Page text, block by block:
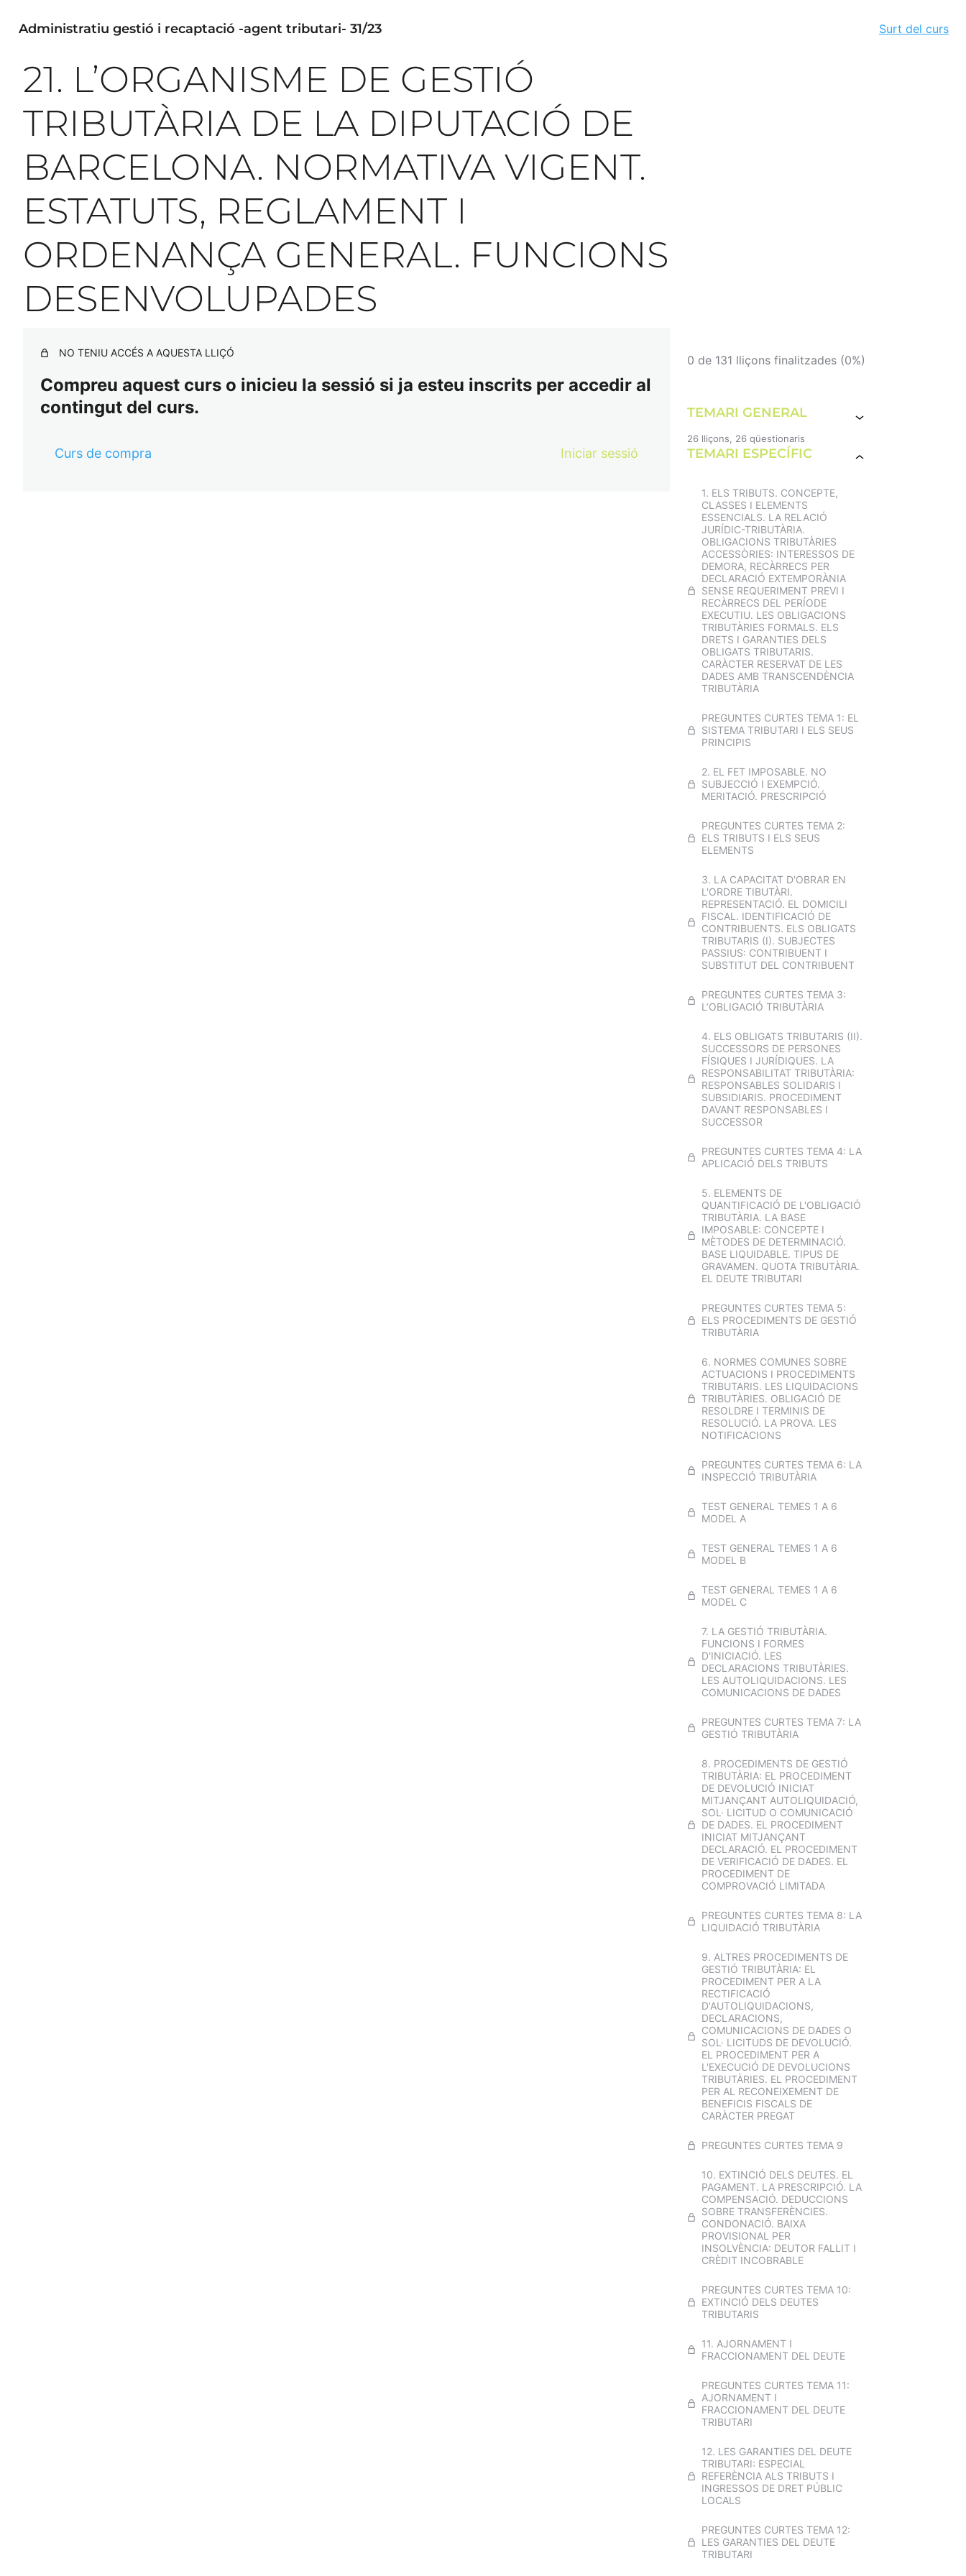
Administratiu gestió i recaptació -agent tributari- 31/23 Surt del curs
21. L’ORGANISME DE GESTIÓ
TRIBUTÀRIA DE LA DIPUTACIÓ DE
BARCELONA. NORMATIVA VIGENT.
ESTATUTS, REGLAMENT I
ORDENANÇA GENERAL. FUNCIONS
DESENVOLUPADES
NO TENIU ACCÉS A AQUESTA LLIÇÓ
Compreu aquest curs o inicieu la sessió si ja esteu inscrits per accedir al
contingut del curs.
Curs de compra Iniciar sessió
0 de 131 lliçons finalitzades (0%)
TEMARI GENERAL
1. La Constitució espanyola de
Constitucional. La reforma
constitucional.
EXAMEN TEMA 1
2. L'Estatut d'Autonomia de
Catalunya. La generalitat de
Catalunya i els seus òrgans de
govern.
EXAMEN TEMA 2
3. El poder
legislatiu, el
poder executiu i
el poder judicial.
EXAMEN TEMA 3
i els seus estatuts
5. La funció pública local. Classes
de personal al servei de
laboral. El personal directiu
professional. L'ingrés a la funció
pública. Adquisició de la condició
de funcionari. Drets i deures del
personal funcionari local. SIstema
retriutiu. Les situacions
administratives
EXAMEN TEMA 5B
6. Els actes administratius.
Elemens. Motivacio i forma.
Eficàcia de l'acte administratiu:
notificació i publicació. Invalidesa
dels actes: nul·litat i anul·labilitat. El
Còmput de terminis. Fases del
procediment. Revisió dels actes
6. VIDEOS I TEST REVISIÓ DELS
ACTES ADMINISTRATIUS
6. VIDEO I TEST DEL
PROCEDIMENT ADMINISTRATIU
ADMINISTRATIUS I LA
NOTIFICACIÓ
EXAMEN TEMA 6B
EXAMEN TEMA 6C
EXAMEN TEMA 6D
7. Les hisendes locals i els seus
pressupostos. Classificació dels
entitats locals: concepte, principis
i estructura. Elaboració i
7. VIDEO I TEST PRESSUPOSTOS
8. La província en el règim local:
organització provincial i
organització municipal i
competències. Organització i
funcionament de la Diputació de
Barcelona. Actuacions i suport per
a la promoció i la incorporació de
la perspectiva de gènere en les
polítiques locals des de la
8. VIDEOS I TEST DEL MUNICIPI:
COMPETÈNCIES
EXAMEN TEMA 8A
EXAMEN TEMA 8B
26 lliçons, 26 qüestionaris
TEMARI ESPECÍFIC
1. ELS TRIBUTS. CONCEPTE,
CLASSES I ELEMENTS
ESSENCIALS. LA RELACIÓ
JURÍDIC-TRIBUTÀRIA.
OBLIGACIONS TRIBUTÀRIES
ACCESSÒRIES: INTERESSOS DE
DEMORA, RECÀRRECS PER
DECLARACIÓ EXTEMPORÀNIA
SENSE REQUERIMENT PREVI I
RECÀRRECS DEL PERÍODE
EXECUTIU. LES OBLIGACIONS
TRIBUTÀRIES FORMALS. ELS
DRETS I GARANTIES DELS
OBLIGATS TRIBUTARIS.
CARÀCTER RESERVAT DE LES
DADES AMB TRANSCENDÈNCIA
TRIBUTÀRIA
PREGUNTES CURTES TEMA 1: EL
SISTEMA TRIBUTARI I ELS SEUS
PRINCIPIS
2. EL FET IMPOSABLE. NO
SUBJECCIÓ I EXEMPCIÓ.
MERITACIÓ. PRESCRIPCIÓ
PREGUNTES CURTES TEMA 2:
ELS TRIBUTS I ELS SEUS
ELEMENTS
3. LA CAPACITAT D'OBRAR EN
L'ORDRE TIBUTÀRI.
REPRESENTACIÓ. EL DOMICILI
FISCAL. IDENTIFICACIÓ DE
CONTRIBUENTS. ELS OBLIGATS
TRIBUTARIS (I). SUBJECTES
PASSIUS: CONTRIBUENT I
SUBSTITUT DEL CONTRIBUENT
PREGUNTES CURTES TEMA 3:
L’OBLIGACIÓ TRIBUTÀRIA
4. ELS OBLIGATS TRIBUTARIS (II).
SUCCESSORS DE PERSONES
FÍSIQUES I JURÍDIQUES. LA
RESPONSABILITAT TRIBUTÀRIA:
RESPONSABLES SOLIDARIS I
SUBSIDIARIS. PROCEDIMENT
DAVANT RESPONSABLES I
SUCCESSOR
PREGUNTES CURTES TEMA 4: LA
APLICACIÓ DELS TRIBUTS
5. ELEMENTS DE
QUANTIFICACIÓ DE L'OBLIGACIÓ
TRIBUTÀRIA. LA BASE
IMPOSABLE: CONCEPTE I
MÈTODES DE DETERMINACIÓ.
BASE LIQUIDABLE. TIPUS DE
GRAVAMEN. QUOTA TRIBUTÀRIA.
EL DEUTE TRIBUTARI
PREGUNTES CURTES TEMA 5:
ELS PROCEDIMENTS DE GESTIÓ
TRIBUTÀRIA
6. NORMES COMUNES SOBRE
ACTUACIONS I PROCEDIMENTS
TRIBUTARIS. LES LIQUIDACIONS
TRIBUTÀRIES. OBLIGACIÓ DE
RESOLDRE I TERMINIS DE
RESOLUCIÓ. LA PROVA. LES
NOTIFICACIONS
PREGUNTES CURTES TEMA 6: LA
INSPECCIÓ TRIBUTÀRIA
TEST GENERAL TEMES 1 A 6
MODEL A
TEST GENERAL TEMES 1 A 6
MODEL B
TEST GENERAL TEMES 1 A 6
MODEL C
7. LA GESTIÓ TRIBUTÀRIA.
FUNCIONS I FORMES
D'INICIACIÓ. LES
DECLARACIONS TRIBUTÀRIES.
LES AUTOLIQUIDACIONS. LES
COMUNICACIONS DE DADES
PREGUNTES CURTES TEMA 7: LA
GESTIÓ TRIBUTÀRIA
8. PROCEDIMENTS DE GESTIÓ
TRIBUTÀRIA: EL PROCEDIMENT
DE DEVOLUCIÓ INICIAT
MITJANÇANT AUTOLIQUIDACIÓ,
SOL· LICITUD O COMUNICACIÓ
DE DADES. EL PROCEDIMENT
INICIAT MITJANÇANT
DECLARACIÓ. EL PROCEDIMENT
DE VERIFICACIÓ DE DADES. EL
PROCEDIMENT DE
COMPROVACIÓ LIMITADA
PREGUNTES CURTES TEMA 8: LA
LIQUIDACIÓ TRIBUTÀRIA
9. ALTRES PROCEDIMENTS DE
GESTIÓ TRIBUTÀRIA: EL
PROCEDIMENT PER A LA
RECTIFICACIÓ
D'AUTOLIQUIDACIONS,
DECLARACIONS,
COMUNICACIONS DE DADES O
SOL· LICITUDS DE DEVOLUCIÓ.
EL PROCEDIMENT PER A
L'EXECUCIÓ DE DEVOLUCIONS
TRIBUTÀRIES. EL PROCEDIMENT
PER AL RECONEIXEMENT DE
BENEFICIS FISCALS DE
CARÀCTER PREGAT
PREGUNTES CURTES TEMA 9
10. EXTINCIÓ DELS DEUTES. EL
PAGAMENT. LA PRESCRIPCIÓ. LA
COMPENSACIÓ. DEDUCCIONS
SOBRE TRANSFERÈNCIES.
CONDONACIÓ. BAIXA
PROVISIONAL PER
INSOLVÈNCIA: DEUTOR FALLIT I
CRÈDIT INCOBRABLE
PREGUNTES CURTES TEMA 10:
EXTINCIÓ DELS DEUTES
TRIBUTARIS
11. AJORNAMENT I
FRACCIONAMENT DEL DEUTE
PREGUNTES CURTES TEMA 11:
AJORNAMENT I
FRACCIONAMENT DEL DEUTE
TRIBUTARI
12. LES GARANTIES DEL DEUTE
TRIBUTARI: ESPECIAL
REFERÈNCIA ALS TRIBUTS I
INGRESSOS DE DRET PÚBLIC
LOCALS
PREGUNTES CURTES TEMA 12:
LES GARANTIES DEL DEUTE
TRIBUTARI